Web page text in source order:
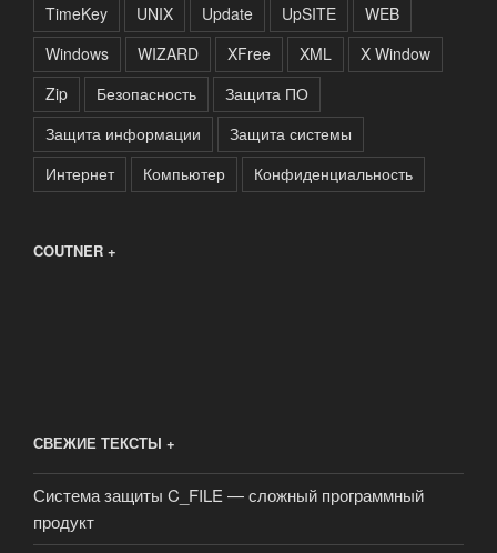
TimeKey
UNIX Update UpSITE
WEB
Windows
WIZARD XFree XML
X Window
Zip
Безопасность
Защита ПО
Защита информации
Защита системы
Интернет
Компьютер Конфиденциальность
COUTNER +
СВЕЖИЕ ТЕКСТЫ +
Система защиты C_FILE — сложный программный
продукт